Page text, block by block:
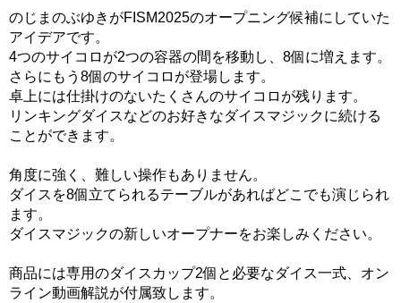
のじまのぶゆきがFISM2025のオープニング候補にしていた
アイデアです。
4つのサイコロが2つの容器の間を移動し、8個に増えます。
さらにもう8個のサイコロが登場します。
卓上には仕掛けのないたくさんのサイコロが残ります。
リンキングダイスなどのお好きなダイスマジックに続ける
ことができます。
角度に強く、難しい操作もありません。
ダイスを8個立てられるテーブルがあればどこでも演じられ
ます。
ダイスマジックの新しいオープナーをお楽しみください。
商品には専用のダイスカップ2個と必要なダイス一式、オン
ライン動画解説が付属致します。